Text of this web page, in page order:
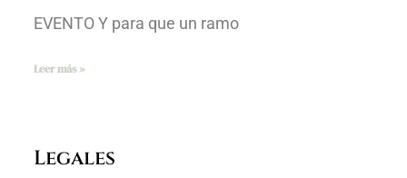
EVENTO Y para que un ramo
Leer más »
Legales